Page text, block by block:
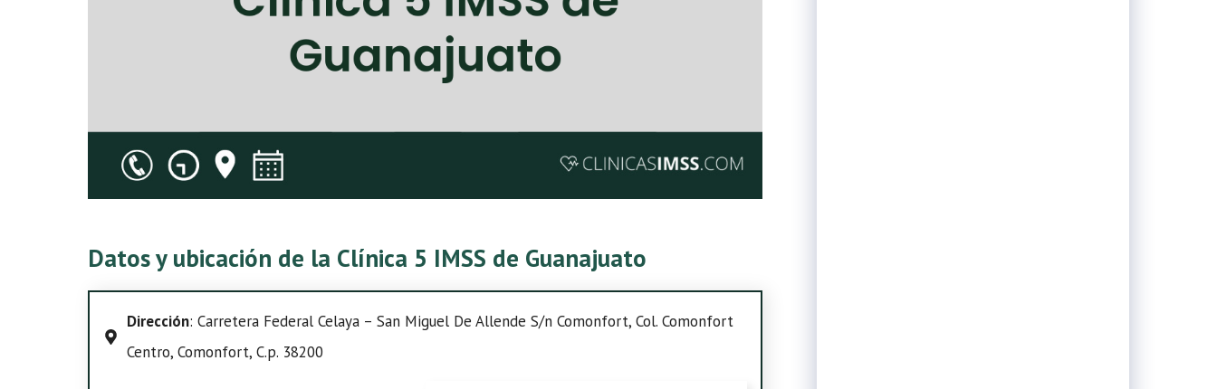
Datos y ubicación de la Clínica 5 IMSS de Guanajuato
Dirección: Carretera Federal Celaya – San Miguel De Allende S/n Comonfort, Col. Comonfort
Centro, Comonfort, C.p. 38200